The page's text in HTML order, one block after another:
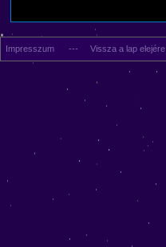
Impresszum --- Vissza a lap elejére